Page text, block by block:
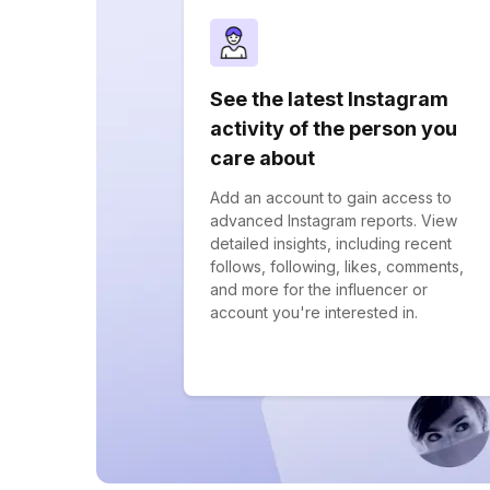
See the latest Instagram
activity of the person you
care about
Add an account to gain access to
advanced Instagram reports. View
detailed insights, including recent
follows, following, likes, comments,
and more for the influencer or
account you're interested in.